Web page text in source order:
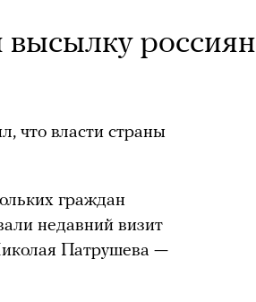
высылку россиян
что власти страны
граждан
недавний визит
Патрушева —